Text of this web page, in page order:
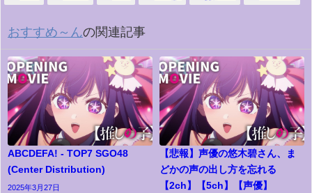
おすすめ～んの関連記事
ABCDEFA! - TOP7 SGO48
(Center Distribution)
2025年3月27日
【悲報】声優の悠木碧さん、ま
どかの声の出し方を忘れる
【2ch】【5ch】【声優】